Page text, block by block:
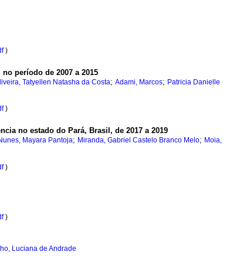
)
período de 2007 a 2015
Tatyellen Natasha da Costa; Adami, Marcos; Patricia Danielle
)
no estado do Pará, Brasil, de 2017 a 2019
Mayara Pantoja; Miranda, Gabriel Castelo Branco Melo; Moia,
)
)
Luciana de Andrade